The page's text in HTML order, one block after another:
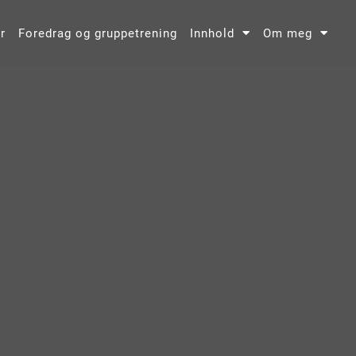
Foredrag og gruppetrening Innhold Om meg